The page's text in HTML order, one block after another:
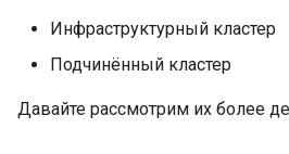
Инфраструктурный кластер
Подчинённый кластер
Давайте рассмотрим их более